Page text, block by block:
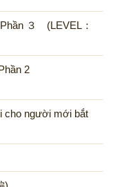
３ (LEVEL：
Phần 2
cho người mới bắt